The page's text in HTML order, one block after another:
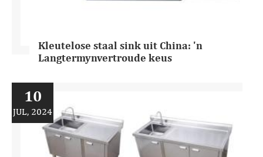
Kleutelose staal sink uit China: 'n
Langtermynvertroude keus
10
JUL, 2024